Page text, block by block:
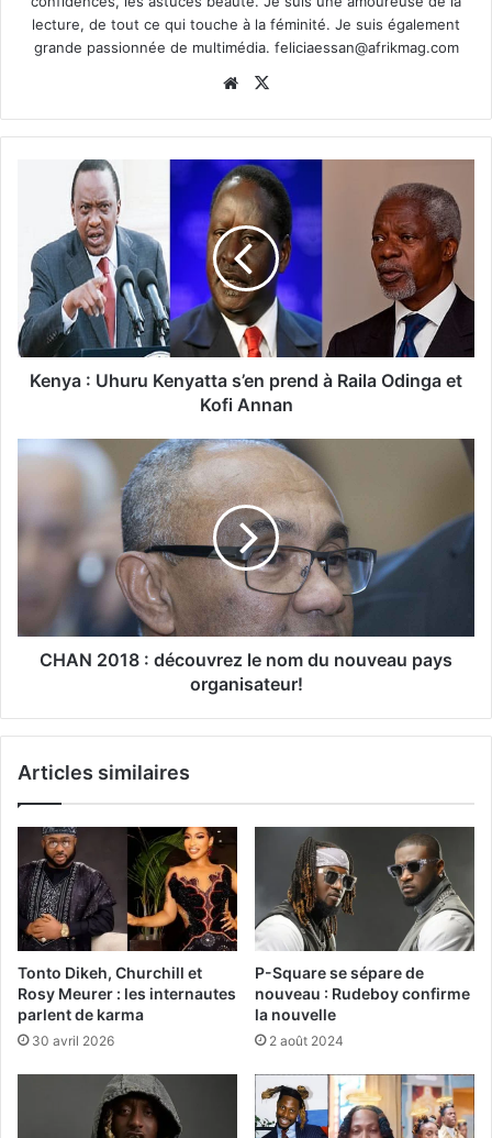
lecture, de tout ce qui touche à la féminité. Je suis également
grande passionnée de multimédia. feliciaessan@afrikmag.com
Website
Kenya : Uhuru Kenyatta s’en prend à Raila Odinga et
Kofi Annan
CHAN 2018 : découvrez le nom du nouveau pays
organisateur!
Articles similaires
Tonto Dikeh, Churchill et
Rosy Meurer : les internautes
parlent de karma
30 avril 2026
P-Square se sépare de
nouveau : Rudeboy confirme
la nouvelle
2 août 2024